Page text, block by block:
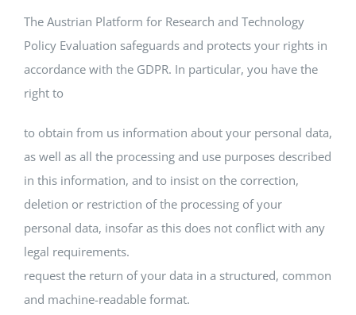
The Austrian Platform for Research and Technology
Policy Evaluation safeguards and protects your rights in
accordance with the GDPR. In particular, you have the
right to
to obtain from us information about your personal data,
as well as all the processing and use purposes described
in this information, and to insist on the correction,
deletion or restriction of the processing of your
personal data, insofar as this does not conflict with any
legal requirements.
request the return of your data in a structured, common
and machine-readable format.